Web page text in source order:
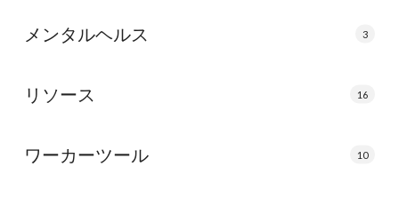
メンタルヘルス 3
リソース 16
ワーカーツール 10